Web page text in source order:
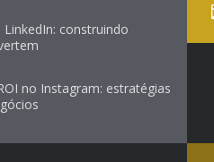
construindo
no Instagram: estratégias